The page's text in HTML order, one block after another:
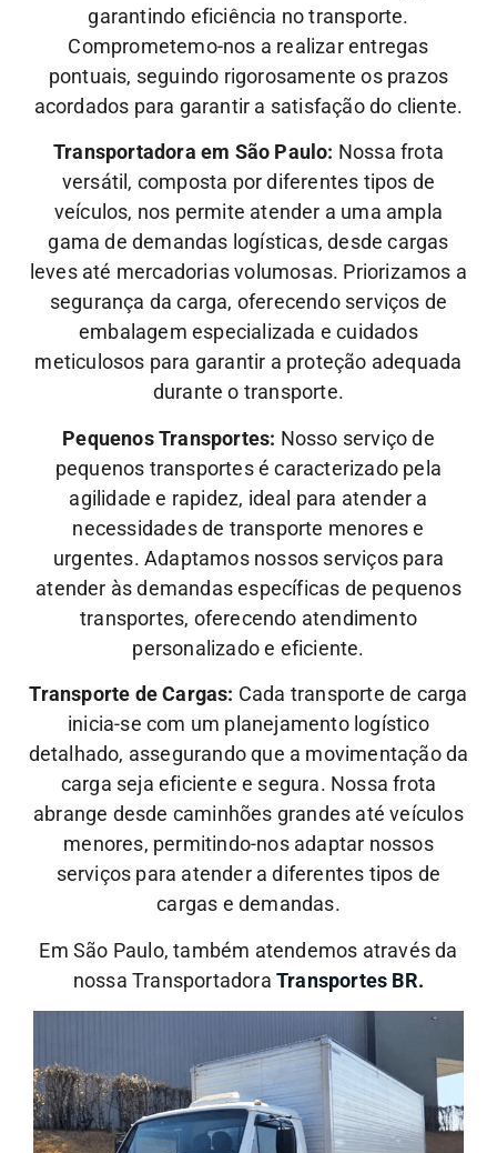
garantindo eficiência no transporte.
Comprometemo-nos a realizar entregas
pontuais, seguindo rigorosamente os prazos
acordados para garantir a satisfação do cliente.
Transportadora em São Paulo: Nossa frota
versátil, composta por diferentes tipos de
veículos, nos permite atender a uma ampla
gama de demandas logísticas, desde cargas
leves até mercadorias volumosas. Priorizamos a
segurança da carga, oferecendo serviços de
embalagem especializada e cuidados
meticulosos para garantir a proteção adequada
durante o transporte.
Pequenos Transportes: Nosso serviço de
pequenos transportes é caracterizado pela
agilidade e rapidez, ideal para atender a
necessidades de transporte menores e
urgentes. Adaptamos nossos serviços para
atender às demandas específicas de pequenos
transportes, oferecendo atendimento
personalizado e eficiente.
Transporte de Cargas: Cada transporte de carga
inicia-se com um planejamento logístico
detalhado, assegurando que a movimentação da
carga seja eficiente e segura. Nossa frota
abrange desde caminhões grandes até veículos
menores, permitindo-nos adaptar nossos
serviços para atender a diferentes tipos de
cargas e demandas.
Em São Paulo, também atendemos através da
nossa TransportadoraTransportes BR.